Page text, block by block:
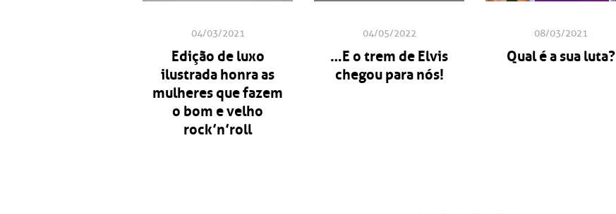
04/03/2021
Edição de luxo
ilustrada honra as
mulheres que fazem
o bom e velho
rock’n’roll
04/05/2022
…E o trem de Elvis
chegou para nós!
08/03/2021
Qual é a sua luta?